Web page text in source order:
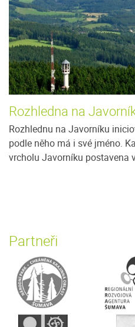
Rozhledna na
Rozhlednu na Javorníku
podle něho má i své jméno.
vrcholu Javorníku postavena
Partneři